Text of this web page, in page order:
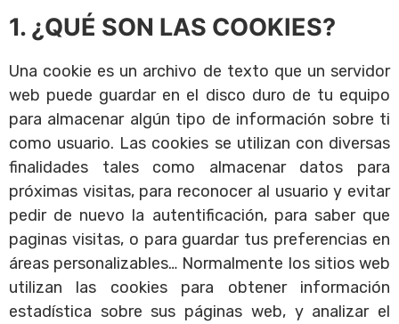
1. ¿QUÉ SON LAS COOKIES?
Una cookie es un archivo de texto que un servidor
web puede guardar en el disco duro de tu equipo
para almacenar algún tipo de información sobre ti
como usuario. Las cookies se utilizan con diversas
finalidades tales como almacenar datos para
próximas visitas, para reconocer al usuario y evitar
pedir de nuevo la autentificación, para saber que
paginas visitas, o para guardar tus preferencias en
áreas personalizables… Normalmente los sitios web
utilizan las cookies para obtener información
estadística sobre sus páginas web, y analizar el